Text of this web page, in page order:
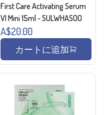
First Care Activating Serum
VI Mini 15ml - SULWHASOO
A$20.00
カートに追加